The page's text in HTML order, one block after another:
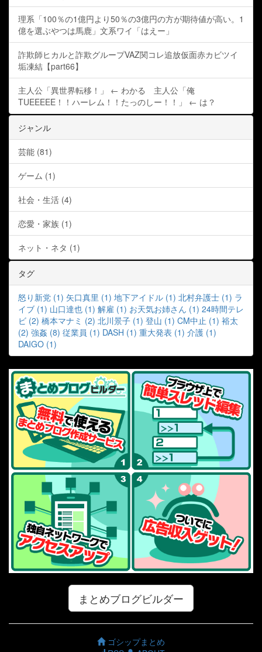
理系「100％の1億円より50％の3億円の方が期待値が高い。1
億を選ぶやつは馬鹿」文系ワイ「はえー」
詐欺師ヒカルと詐欺グループVAZ関コレ追放仮面赤カビツイ
垢凍結【part66】
主人公「異世界転移！」 ← わかる 主人公「俺
TUEEEEE！！ハーレム！！たっのしー！！」 ← は？
ジャンル
芸能 (81)
ゲーム (1)
社会・生活 (4)
恋愛・家族 (1)
ネット・ネタ (1)
タグ
怒り新党 (1) 矢口真里 (1) 地下アイドル (1) 北村弁護士 (1) ラ
イブ (1) 山口達也 (1) 解雇 (1) お天気お姉さん (1) 24時間テレ
ビ (2) 橋本マナミ (2) 北川景子 (1) 登山 (1) CM中止 (1) 裕太
(2) 強姦 (8) 従業員 (1) DASH (1) 重大発表 (1) 介護 (1)
DAIGO (1)
まとめブログビルダー
ゴシップまとめ